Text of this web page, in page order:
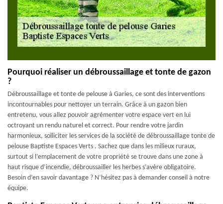
Pourquoi réaliser un débroussaillage et tonte de gazon
?
Débroussaillage et tonte de pelouse à Garies, ce sont des interventions
incontournables pour nettoyer un terrain. Grâce à un gazon bien
entretenu, vous allez pouvoir agrémenter votre espace vert en lui
octroyant un rendu naturel et correct. Pour rendre votre jardin
harmonieux, solliciter les services de la société de débroussaillage tonte de
pelouse Baptiste Espaces Verts . Sachez que dans les milieux ruraux,
surtout si l’emplacement de votre propriété se trouve dans une zone à
haut risque d’incendie, débroussailler les herbes s’avère obligatoire.
Besoin d’en savoir davantage ? N’hésitez pas à demander conseil à notre
équipe.